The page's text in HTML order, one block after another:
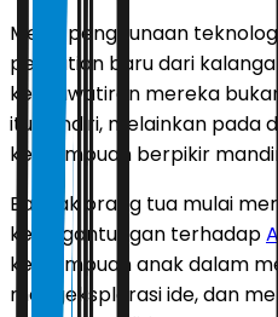
Meski penggunaan
perhatian baru dari
kekhawatiran mereka
itu sendiri, melainkan pada
kemampuan berpikir
Banyak orang tua mulai
ketergantungan terhadapAI
kemampuan anak dalam
mengeksplorasi ide, dan